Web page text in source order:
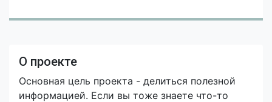
О проекте
Основная цель проекта - делиться полезной
информацией. Если вы тоже знаете что-то